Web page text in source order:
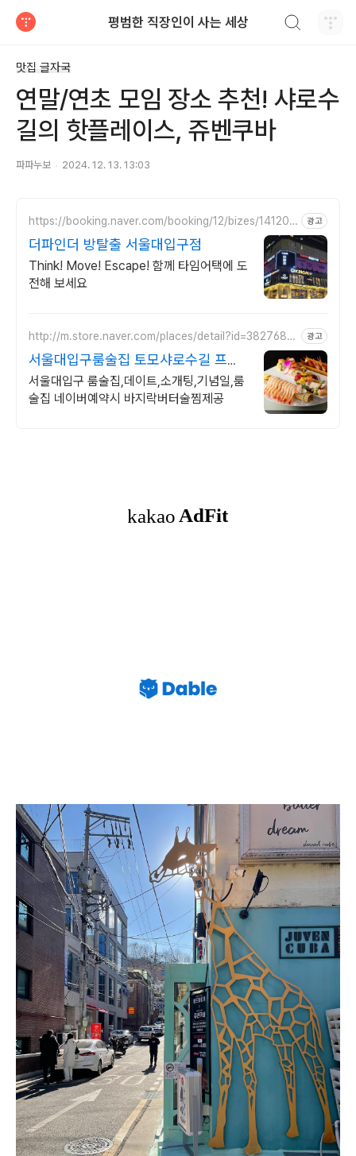
평범한 직장인이 사는 세상
맛집 글자국
연말/연초 모임 장소 추천! 샤로수
길의 핫플레이스, 쥬벤쿠바
파파누보 2024. 12. 13. 13:03
https://booking.naver.com/booking/12/bizes/141202
광고
더파인더 방탈출 서울대입구점
Think! Move! Escape! 함께 타임어택에 도
전해 보세요
http://m.store.naver.com/places/detail?id=3827687
광고
서울대입구룸술집 토모샤로수길 프라
이빗 룸 이자카야
서울대입구 룸술집,데이트,소개팅,기념일,룸
술집 네이버예약시 바지락버터술찜제공